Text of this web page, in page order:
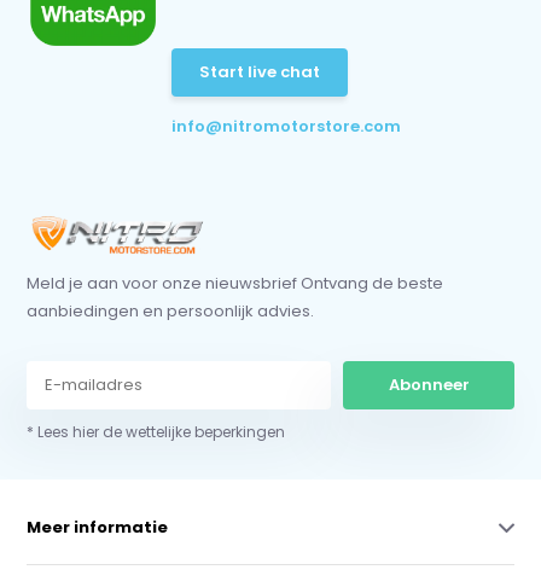
Start live chat
info@nitromotorstore.com
Meld je aan voor onze nieuwsbrief Ontvang de beste
aanbiedingen en persoonlijk advies.
Abonneer
* Lees hier de wettelijke beperkingen
Meer informatie